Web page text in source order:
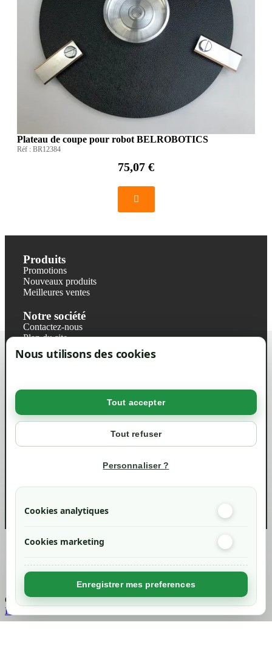
Nous utilisons des cookies
Tout accepter
Tout refuser
Personnaliser ?
Cookies analytiques
Cookies marketing
Enregistrer mes preferences
Plateau de coupe pour robot BELROBOTICS
Réf : BR12384
75,07 €
Produits
Promotions
Nouveaux produits
Meilleures ventes
Notre société
Contactez-nous
Plan du site
Magasin
Mentions légales
Politique de confidentialité RGPD
Votre compte
info@green-tech-shop.com
Created byNageoconcept
Chargement...
Retour en haut